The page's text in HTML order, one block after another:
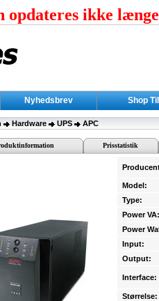
opdateres ikke
Nyhedsbrev Shop
Hardware UPS APC
Prisstatistik
Model:
Type:
Power VA:
Power
Input:
Output:
Interface:
Størrelse: